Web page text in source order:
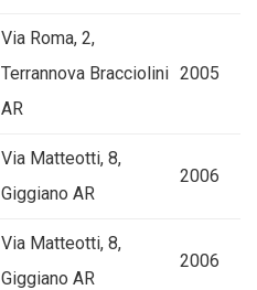
Via Roma, 2,
Terrannova Bracciolini
AR
2005
Via Matteotti, 8,
Giggiano AR
2006
Via Matteotti, 8,
Giggiano AR
2006